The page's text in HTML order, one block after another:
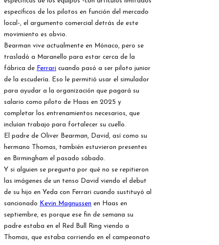
específicos de los pilotos en función del mercado
local-, el argumento comercial detrás de este
movimiento es obvio.
Bearman vive actualmente en Mónaco, pero se
trasladó a Maranello para estar cerca de la
fábrica de Ferrari cuando pasó a ser piloto junior
de la escudería. Eso le permitió usar el simulador
para ayudar a la organización que pagará su
salario como piloto de Haas en 2025 y
completar los entrenamientos necesarios, que
incluían trabajo para fortalecer su cuello.
El padre de Oliver Bearman, David, así como su
hermano Thomas, también estuvieron presentes
en Birmingham el pasado sábado.
Y si alguien se pregunta por qué no se repitieron
las imágenes de un tenso David viendo el debut
de su hijo en Yeda con Ferrari cuando sustituyó al
sancionado
Kevin Magnussen en Haas en
septiembre, es porque ese fin de semana su
padre estaba en el Red Bull Ring viendo a
Thomas, que estaba corriendo en el campeonato